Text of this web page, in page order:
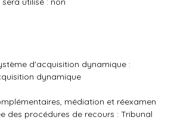
d'acquisition dynamique :
dynamique
médiation et réexamen
des procédures de recours : Tribunal